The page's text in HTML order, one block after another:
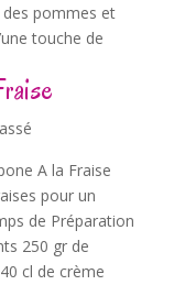
pommes et
touche de
A la Fraise
pour un
de Préparation
250 gr de
cl de crème